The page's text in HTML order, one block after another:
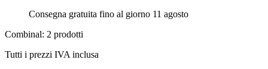
Consegna gratuita fino al giorno 11 agosto
Combinal: 2 prodotti
Tutti i prezzi IVA inclusa